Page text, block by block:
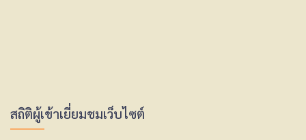
สถิติผู้เข้าเยี่ยมชมเว็บไซต์